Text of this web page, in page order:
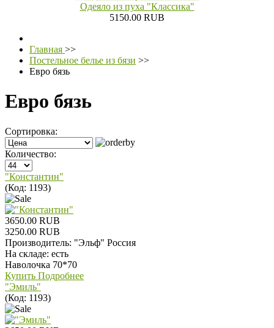
Одеяло из пуха "Классика"
5150.00 RUB
Главная >>
Постельное белье из бязи >>
Евро бязь
Евро бязь
Сортировка:
Количество:
"Константин"
(Код: 1193)
3650.00 RUB
3250.00 RUB
Производитель: "Эльф" Россия
На складе: есть
Наволочка 70*70
Купить Подробнее
"Эмиль"
(Код: 1193)